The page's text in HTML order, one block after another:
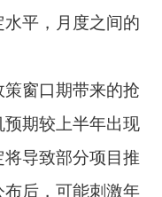
平，月度之间的
窗口期带来的抢
期较上半年出现
导致部分项目推
后，可能刺激年